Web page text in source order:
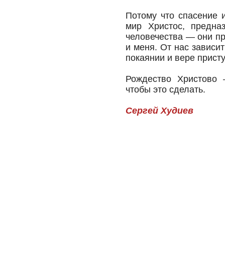
Потому что спасение
мир Христос,
человечества — они
и меня. От нас
покаянии и вере
Рождество
чтобы это сделать.
Сергей Худиев